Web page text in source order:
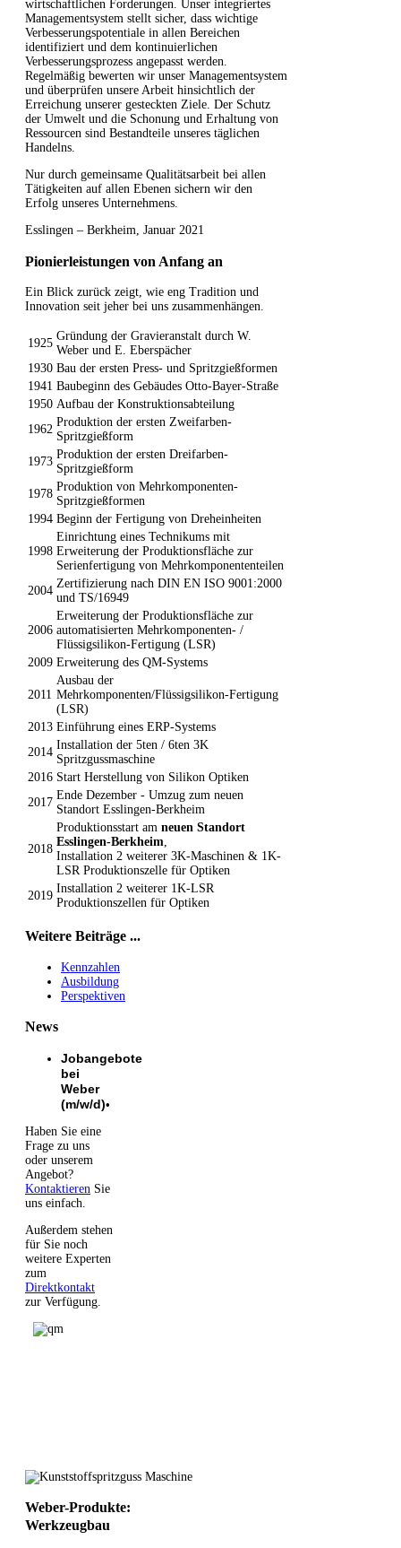
wirtschaftlichen Forderungen. Unser integriertes
Managementsystem stellt sicher, dass wichtige
Verbesserungspotentiale in allen Bereichen
identifiziert und dem kontinuierlichen
Verbesserungsprozess angepasst werden.
Regelmäßig bewerten wir unser Managementsystem
und überprüfen unsere Arbeit hinsichtlich der
Erreichung unserer gesteckten Ziele. Der Schutz
der Umwelt und die Schonung und Erhaltung von
Ressourcen sind Bestandteile unseres täglichen
Handelns.
Nur durch gemeinsame Qualitätsarbeit bei allen
Tätigkeiten auf allen Ebenen sichern wir den
Erfolg unseres Unternehmens.
Esslingen – Berkheim, Januar 2021
Pionierleistungen von Anfang an
Ein Blick zurück zeigt, wie eng Tradition und
Innovation seit jeher bei uns zusammenhängen.
1925
Gründung der Gravieranstalt durch W.
Weber und E. Eberspächer
1930 Bau der ersten Press- und Spritzgießformen
1941 Baubeginn des Gebäudes Otto-Bayer-Straße
1950 Aufbau der Konstruktionsabteilung
1962
Produktion der ersten Zweifarben-
Spritzgießform
1973
Produktion der ersten Dreifarben-
Spritzgießform
1978
Produktion von Mehrkomponenten-
Spritzgießformen
1994 Beginn der Fertigung von Dreheinheiten
1998
Einrichtung eines Technikums mit
Erweiterung der Produktionsfläche zur
Serienfertigung von Mehrkomponententeilen
2004
Zertifizierung nach DIN EN ISO 9001:2000
und TS/16949
2006
Erweiterung der Produktionsfläche zur
automatisierten Mehrkomponenten- /
Flüssigsilikon-Fertigung (LSR)
2009 Erweiterung des QM-Systems
2011
Ausbau der
Mehrkomponenten/Flüssigsilikon-Fertigung
(LSR)
2013 Einführung eines ERP-Systems
2014
Installation der 5ten / 6ten 3K
Spritzgussmaschine
2016 Start Herstellung von Silikon Optiken
2017
Ende Dezember - Umzug zum neuen
Standort Esslingen-Berkheim
2018
Produktionsstart am neuen Standort
Esslingen-Berkheim,
Installation 2 weiterer 3K-Maschinen & 1K-
LSR Produktionszelle für Optiken
2019
Installation 2 weiterer 1K-LSR
Produktionszellen für Optiken
Weitere Beiträge ...
Kennzahlen
Ausbildung
Perspektiven
News
Jobangebote
bei
Weber
(m/w/d)•
Haben Sie eine
Frage zu uns
oder unserem
Angebot?
Kontaktieren Sie
uns einfach.
Außerdem stehen
für Sie noch
weitere Experten
zum
Direktkontakt
zur Verfügung.
Weber-Produkte:
Werkzeugbau